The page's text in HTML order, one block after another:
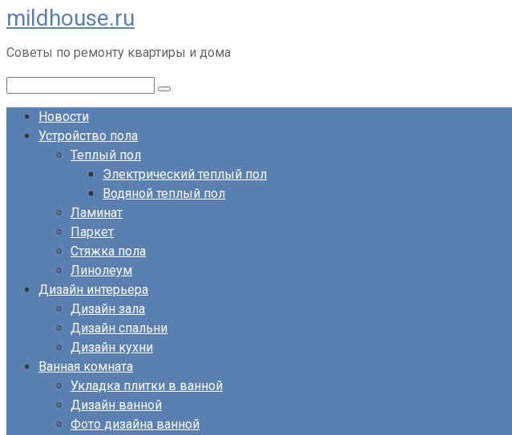
Перейти
к
контенту
mildhouse.ru
Советы по ремонту квартиры и дома
Новости
Устройство пола
Теплый пол
Электрический теплый пол
Водяной теплый пол
Ламинат
Паркет
Стяжка пола
Линолеум
Дизайн интерьера
Дизайн зала
Дизайн спальни
Дизайн кухни
Ванная комната
Укладка плитки в ванной
Дизайн ванной
Фото дизайна ванной